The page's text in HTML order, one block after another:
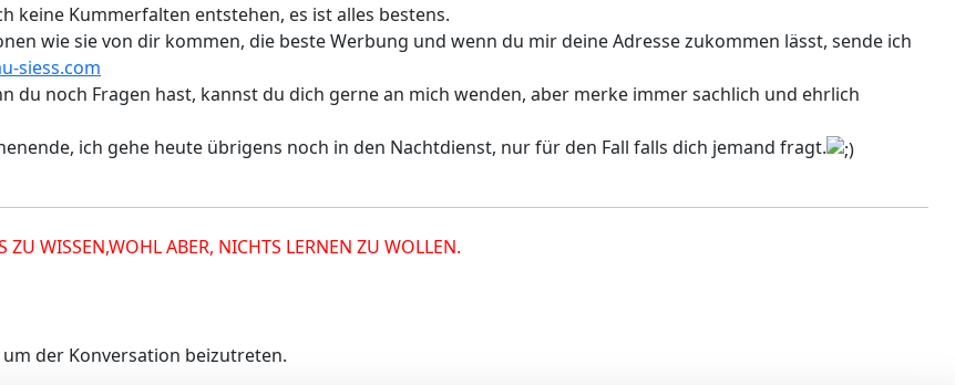
keine Kummerfalten entstehen, es ist alles bestens.
wie sie von dir kommen, die beste Werbung und wenn du mir deine Adresse zukommen lässt, sende ich
siess.com
du noch Fragen hast, kannst du dich gerne an mich wenden, aber merke immer sachlich und ehrlich
ich gehe heute übrigens noch in den Nachtdienst, nur für den Fall falls dich jemand fragt.
ZU WISSEN,WOHL ABER, NICHTS LERNEN ZU WOLLEN.
um der Konversation beizutreten.